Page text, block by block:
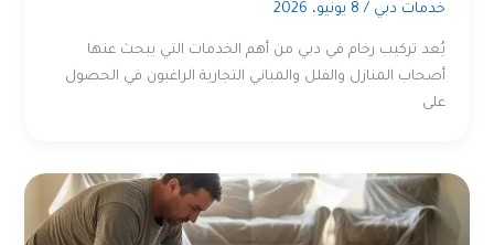
خدمات دبي / 8 يونيو، 2026
يُعد تركيب رخام في دبي من أهم الخدمات التي يبحث عنها
أصحاب المنازل والفلل والمباني التجارية الراغبون في الحصول
على